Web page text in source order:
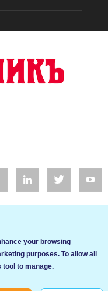
your browsing
purposes. To allow all
to manage.
услугите си. Ако
ние приемаме, че се